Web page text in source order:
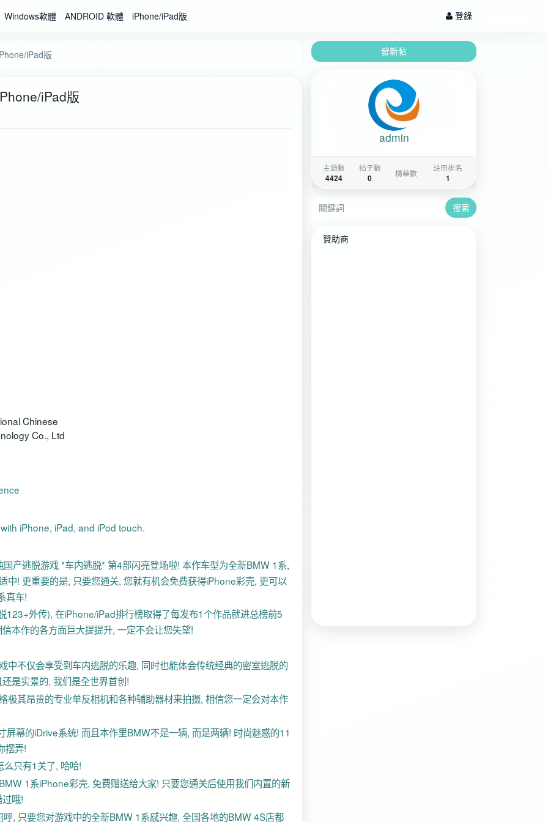
Windows軟體 ANDROID 軟體 iPhone/iPad版 登錄
iPad版
iPad版
Chinese
Co., Ltd
iPhone, iPad, and iPod touch.
产逃脱游戏 *车内逃脱* 第4部闪亮登场啦! 本作车型为全新BMW 1系,
中! 更重要的是, 只要您通关, 您就有机会免费获得iPhone彩壳, 更可以
真车!
123+外传), 在iPhone/iPad排行榜取得了每发布1个作品就进总榜前5
本作的各方面巨大提提升, 一定不会让您失望!
中不仅会享受到车内逃脱的乐趣, 同时也能体会传统经典的密室逃脱的
是实景的, 我们是全世界首创!
极其昂贵的专业单反相机和各种辅助器材来拍摄, 相信您一定会对本作
幕的iDrive系统! 而且本作里BMW不是一辆, 而是两辆! 时尚魅惑的11
摆弄!
只有1关了, 哈哈!
1系iPhone彩壳, 免费赠送给大家! 只要您通关后使用我们内置的新
哦!
, 只要您对游戏中的全新BMW 1系感兴趣, 全国各地的BMW 4S店都
發新帖
admin
主題數
4424
帖子數
0
精華數
註冊排名
1
搜索
贊助商